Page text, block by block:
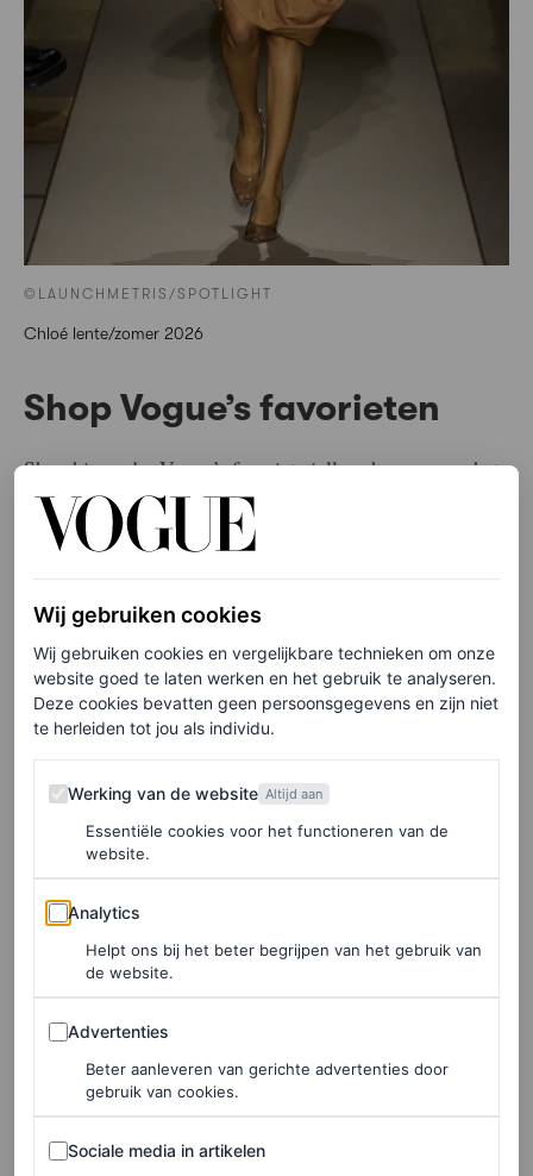
©LAUNCHMETRIS/SPOTLIGHT
Chloé lente/zomer 2026
Shop Vogue’s favorieten
Shop hieronder Vogue’s favoriete jelly schoenen van het
moment.
Christopher Esber
©MYTHERESA
HIER TE KOOP
Ballerina’s, € 400
Wij gebruiken cookies
Wij gebruiken cookies en vergelijkbare technieken om onze
website goed te laten werken en het gebruik te analyseren.
Deze cookies bevatten geen persoonsgegevens en zijn niet
te herleiden tot jou als individu.
Werking van de website
Werking van de website Altijd aan
Essentiële cookies voor het functioneren van de
website.
Analytics
Analytics
Helpt ons bij het beter begrijpen van het gebruik van
de website.
Advertenties
Advertenties
Beter aanleveren van gerichte advertenties door
gebruik van cookies.
Sociale media in artikelen
Sociale media in artikelen